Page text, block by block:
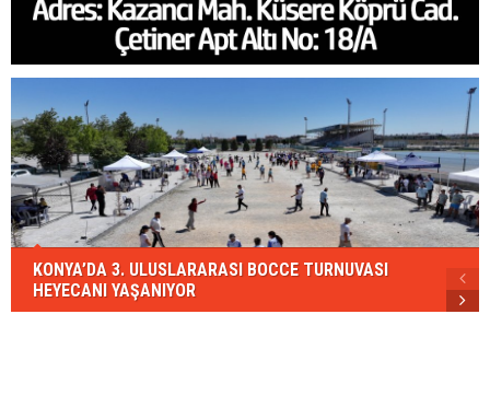
KONYA’DA 3. ULUSLARARASI BOCCE TURNUVASI
HEYECANI YAŞANIYOR